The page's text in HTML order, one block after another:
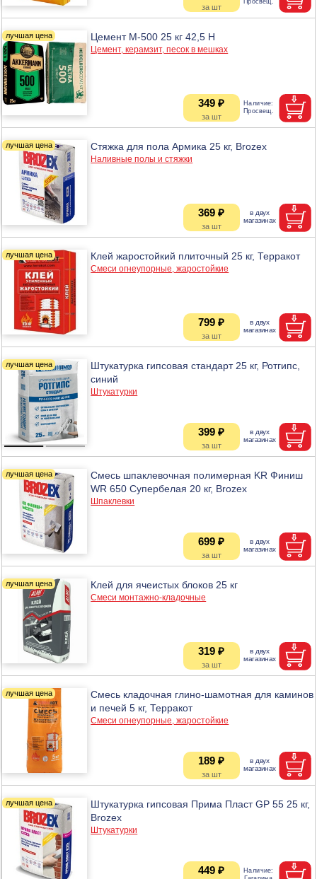
Цемент М-500 25 кг 42,5 Н
Цемент, керамзит, песок в мешках
349 ₽
Стяжка для пола Армика 25 кг, Brozex
Наливные полы и стяжки
369 ₽
Клей жаростойкий плиточный 25 кг, Терракот
Смеси огнеупорные, жаростойкие
799 ₽
Штукатурка гипсовая стандарт 25 кг, Ротгипс,
синий
Штукатурки
399 ₽
Смесь шпаклевочная полимерная KR Финиш
WR 650 Супербелая 20 кг, Brozex
Шпаклевки
699 ₽
Клей для ячеистых блоков 25 кг
Смеси монтажно-кладочные
319 ₽
Смесь кладочная глино-шамотная для каминов
и печей 5 кг, Терракот
Смеси огнеупорные, жаростойкие
189 ₽
Штукатурка гипсовая Прима Пласт GP 55 25 кг,
Brozex
Штукатурки
449 ₽